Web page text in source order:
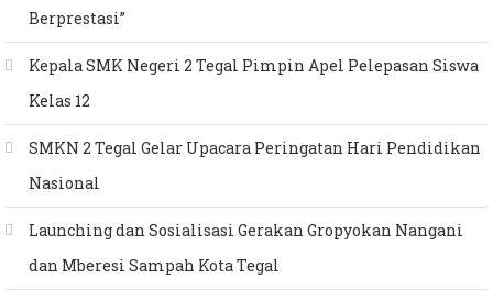
Berprestasi”
Kepala SMK Negeri 2 Tegal Pimpin Apel Pelepasan Siswa
Kelas 12
SMKN 2 Tegal Gelar Upacara Peringatan Hari Pendidikan
Nasional
Launching dan Sosialisasi Gerakan Gropyokan Nangani
dan Mberesi Sampah Kota Tegal